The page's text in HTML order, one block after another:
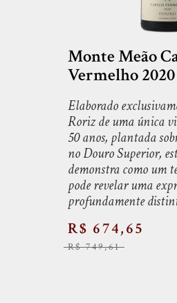
Monte Meão
Vermelho 2020
Elaborado
Roriz de uma única
50 anos, plantada
no Douro Superior,
demonstra como um
pode revelar uma
profundamente
R$ 674,65
R$ 749,61